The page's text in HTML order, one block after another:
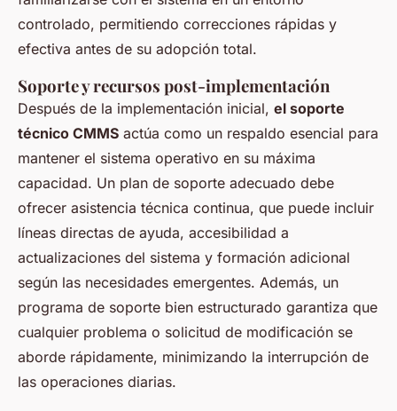
controlado, permitiendo correcciones rápidas y
efectiva antes de su adopción total.
Soporte y recursos post-implementación
Después de la implementación inicial, el soporte
técnico CMMS actúa como un respaldo esencial para
mantener el sistema operativo en su máxima
capacidad. Un plan de soporte adecuado debe
ofrecer asistencia técnica continua, que puede incluir
líneas directas de ayuda, accesibilidad a
actualizaciones del sistema y formación adicional
según las necesidades emergentes. Además, un
programa de soporte bien estructurado garantiza que
cualquier problema o solicitud de modificación se
aborde rápidamente, minimizando la interrupción de
las operaciones diarias.